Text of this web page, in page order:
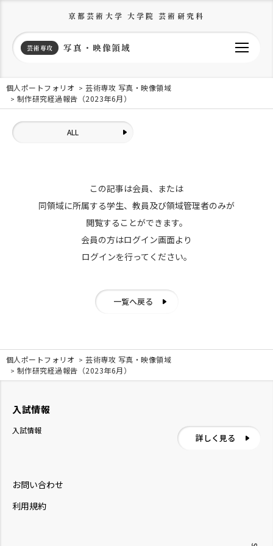
京都芸術大学 大学院 芸術研究科
芸術専攻 写真・映像領域
個人ポートフォリオ
芸術専攻 写真・映像領域
制作研究経過報告（2023年6月）
ALL
この記事は会員、または
同領域に所属する学生、教員及び領域管理者のみが
閲覧することができます。
会員の方はログイン画面より
ログインを行ってください。
一覧へ戻る
個人ポートフォリオ
芸術専攻 写真・映像領域
制作研究経過報告（2023年6月）
お問い合わせ
利用規約
入試情報
入試情報
詳しく見る